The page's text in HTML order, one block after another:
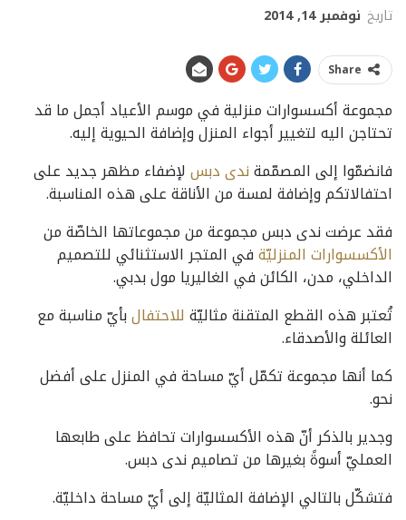
تاريخ نوفمبر 14, 2014
Share
مجموعة أكسسوارات منزلية في موسم الأعياد أجمل ما قد
تحتاجن اليه لتغيير أجواء المنزل وإضافة الحيوية إليه.
فانضمّوا إلى المصمّمةندى دبسلإضفاء مظهر جديد على
احتفالاتكم وإضافة لمسة من الأناقة على هذه المناسبة.
فقد عرضت ندى دبس مجموعة من مجموعاتها الخاصّة من
الأكسسوارات المنزليّةفي المتجر الاستثنائي للتصميم
الداخلي، مدن، الكائن في الغاليريا مول بدبي.
تُعتبر هذه القطع المتقنة مثاليّة للاحتفالبأيّ مناسبة مع
العائلة والأصدقاء.
كما أنها مجموعة تكمّل أيّ مساحة في المنزل على أفضل
نحو.
وجدير بالذكر أنّ هذه الأكسسوارات تحافظ على طابعها
العمليّ أسوةً بغيرها من تصاميم ندى دبس.
فتشكّل بالتالي الإضافة المثاليّة إلى أيّ مساحة داخليّة.